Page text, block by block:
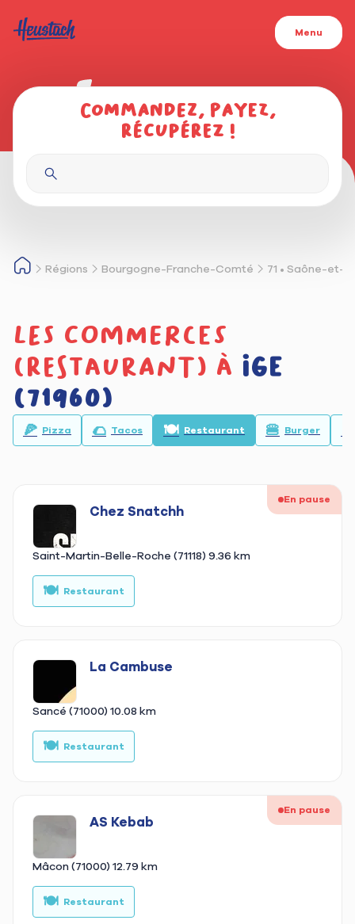
Menu
Commandez, payez,
récupérez !
Régions Bourgogne-Franche-Comté 71 • Saône-et-
Les commerces
(restaurant) à Ige
(71960)
🍕 Pizza 🌮 Tacos 🍽️ Restaurant 🍔 Burger
En pause
Chez Snatchh
Saint-Martin-Belle-Roche (71118) 9.36 km
🍽️ Restaurant
La Cambuse
Sancé (71000) 10.08 km
🍽️ Restaurant
En pause
AS Kebab
Mâcon (71000) 12.79 km
🍽️ Restaurant